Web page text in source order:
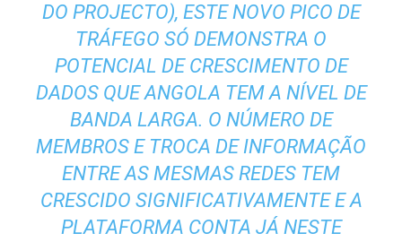
DO PROJECTO), ESTE NOVO PICO DE
TRÁFEGO SÓ DEMONSTRA O
POTENCIAL DE CRESCIMENTO DE
DADOS QUE ANGOLA TEM A NÍVEL DE
BANDA LARGA. O NÚMERO DE
MEMBROS E TROCA DE INFORMAÇÃO
ENTRE AS MESMAS REDES TEM
CRESCIDO SIGNIFICATIVAMENTE E A
PLATAFORMA CONTA JÁ NESTE